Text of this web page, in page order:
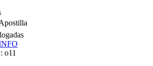
o11